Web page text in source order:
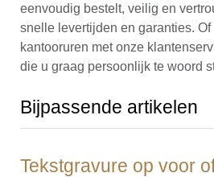
eenvoudig bestelt, veilig en
snelle levertijden en garanties.
kantooruren met onze
die u graag persoonlijk te woord
Bijpassende artikelen
Tekstgravure op voor